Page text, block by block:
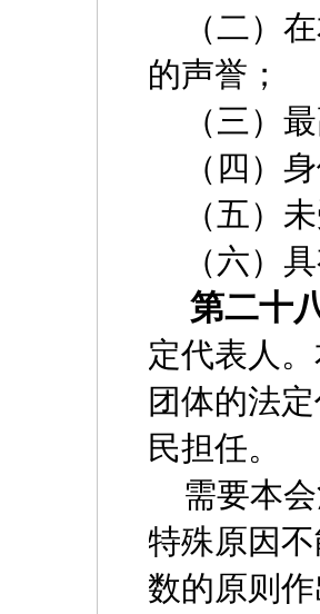
（二）
的声誉；
（三）
（四）
（五）
（六）
第二十
定代表人
团体的法
民担任。
需要本
特殊原因
数的原则